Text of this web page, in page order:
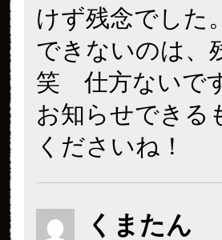
けず残念でした
できないのは、
笑 仕方ないで
お知らせできる
くださいね！
くまたん